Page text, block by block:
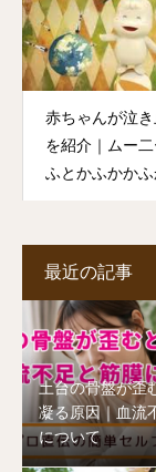
赤ちゃんが泣
を紹介｜ムー
ふとかふかか
最近の記事
土台の骨盤が歪
凝る原因｜血流
について